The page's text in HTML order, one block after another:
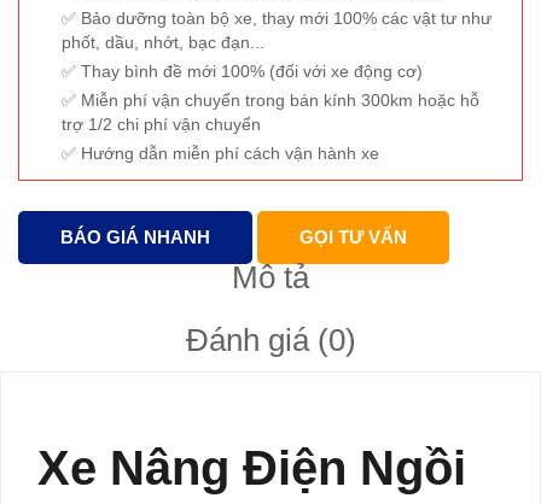
Bảo dưỡng toàn bộ xe, thay mới 100% các vật tư như
phốt, dầu, nhớt, bạc đạn...
Thay bình đề mới 100% (đối với xe động cơ)
Miễn phí vận chuyển trong bán kính 300km hoặc hỗ
trợ 1/2 chi phí vận chuyển
Hướng dẫn miễn phí cách vận hành xe
BÁO GIÁ NHANH GỌI TƯ VẤN
Mô tả
Đánh giá (0)
Xe Nâng Điện Ngồi